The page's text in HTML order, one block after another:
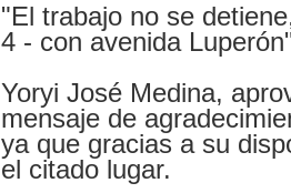
"El trabajo no se
4 - con avenida
Yoryi José Medina,
mensaje de
ya que gracias a su
el citado lugar.